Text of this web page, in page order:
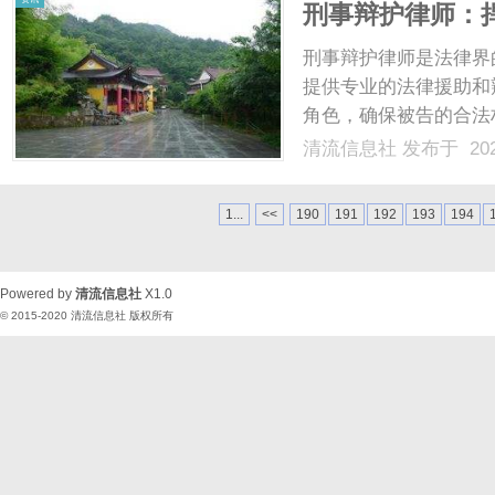
刑事辩护律师：
刑事辩护律师是法律
提供专业的法律援助
角色，确保被告的合
告的权利。无论被告
节，收集证据，与被
清流信息社 发布于
1... << 190 191 192 193 194
Powered by 清流信息社 X1.0
© 2015-2020 清流信息社 版权所有